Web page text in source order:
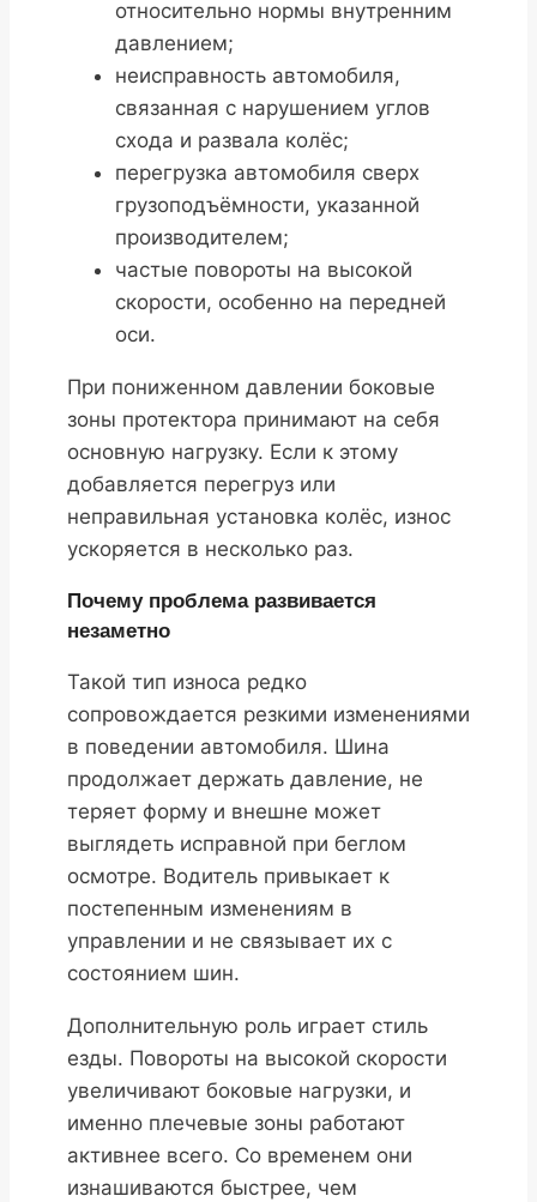
относительно нормы внутренним
давлением;
неисправность автомобиля,
связанная с нарушением углов
схода и развала колёс;
перегрузка автомобиля сверх
грузоподъёмности, указанной
производителем;
частые повороты на высокой
скорости, особенно на передней
оси.
При пониженном давлении боковые
зоны протектора принимают на себя
основную нагрузку. Если к этому
добавляется перегруз или
неправильная установка колёс, износ
ускоряется в несколько раз.
Почему проблема развивается
незаметно
Такой тип износа редко
сопровождается резкими изменениями
в поведении автомобиля. Шина
продолжает держать давление, не
теряет форму и внешне может
выглядеть исправной при беглом
осмотре. Водитель привыкает к
постепенным изменениям в
управлении и не связывает их с
состоянием шин.
Дополнительную роль играет стиль
езды. Повороты на высокой скорости
увеличивают боковые нагрузки, и
именно плечевые зоны работают
активнее всего. Со временем они
изнашиваются быстрее, чем